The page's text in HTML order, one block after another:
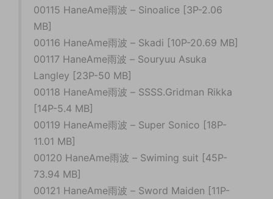
00115 HaneAme雨波 – Sinoalice [3P-2.06
MB]
00116 HaneAme雨波 – Skadi [10P-20.69 MB]
00117 HaneAme雨波 – Souryuu Asuka
Langley [23P-50 MB]
00118 HaneAme雨波 – SSSS.Gridman Rikka
[14P-5.4 MB]
00119 HaneAme雨波 – Super Sonico [18P-
11.01 MB]
00120 HaneAme雨波 – Swiming suit [45P-
73.94 MB]
00121 HaneAme雨波 – Sword Maiden [11P-